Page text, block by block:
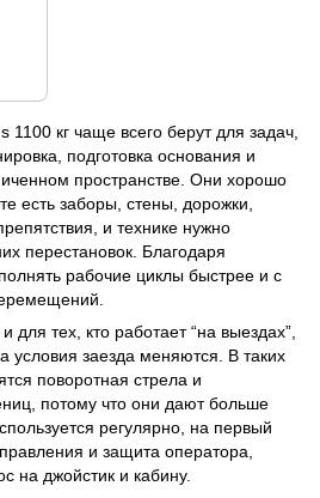
1100 кг чаще всего берут для задач,
подготовка основания и
пространстве. Они хорошо
есть заборы, стены, дорожки,
и технике нужно
перестановок. Благодаря
рабочие циклы быстрее и с
для тех, кто работает “на выездах”,
условия заезда меняются. В таких
поворотная стрела и
потому что они дают больше
регулярно, на первый
и защита оператора,
на джойстик и кабину.